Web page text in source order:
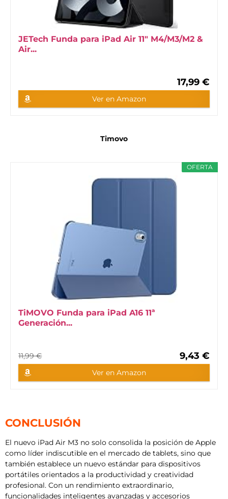
JETech Funda para iPad Air 11" M4/M3/M2 &
Air...
17,99 €
Ver en Amazon
Timovo
OFERTA
TiMOVO Funda para iPad A16 11ª
Generación...
11,99 € 9,43 €
Ver en Amazon
CONCLUSIÓN
El nuevo iPad Air M3 no solo consolida la posición de Apple
como líder indiscutible en el mercado de tablets, sino que
también establece un nuevo estándar para dispositivos
portátiles orientados a la productividad y creatividad
profesional. Con un rendimiento extraordinario,
funcionalidades inteligentes avanzadas y accesorios